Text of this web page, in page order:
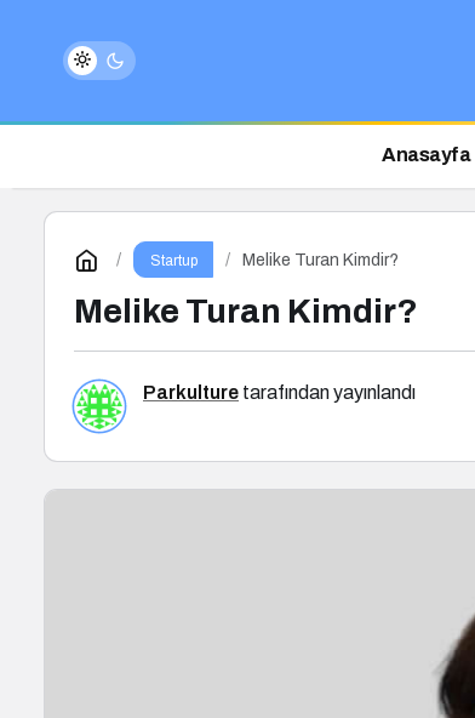
Anasayfa
Startup Melike Turan Kimdir?
Melike Turan Kimdir?
Parkulture tarafından yayınlandı